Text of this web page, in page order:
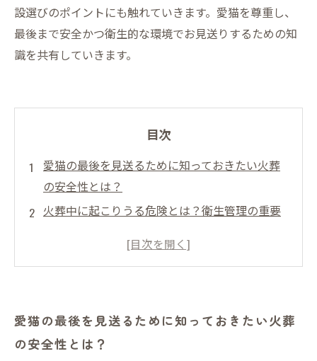
設選びのポイントにも触れていきます。愛猫を尊重し、
最後まで安全かつ衛生的な環境でお見送りするための知
識を共有していきます。
目次
愛猫の最後を見送るために知っておきたい火葬
の安全性とは？
火葬中に起こりうる危険とは？衛生管理の重要
安全な火葬施設選びで愛猫を安心して託す方法
愛猫のために私たちができること：安全・衛生
の徹底で見送る心構え
愛猫の最後を見送るために知っておきたい火葬
の安全性とは？